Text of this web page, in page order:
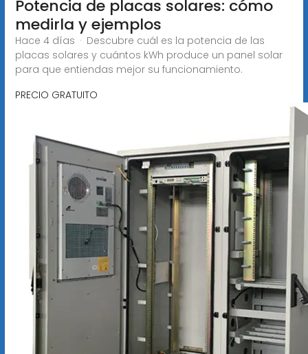
Potencia de placas solares: cómo
medirla y ejemplos
Hace 4 días · Descubre cuál es la potencia de las
placas solares y cuántos kWh produce un panel solar
para que entiendas mejor su funcionamiento.
PRECIO GRATUITO